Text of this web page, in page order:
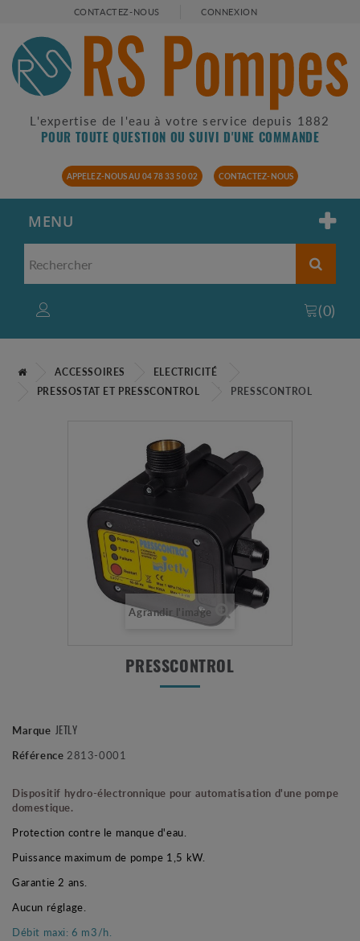
CONTACTEZ-NOUS CONNEXION
L'expertise de l'eau à votre service depuis 1882
POUR TOUTE QUESTION OU SUIVI D'UNE COMMANDE
APPELEZ-NOUS AU 04 78 33 50 02 CONTACTEZ-NOUS
MENU
(0)
ACCESSOIRES
ELECTRICITÉ
PRESSOSTAT ET PRESSCONTROL
PRESSCONTROL
Agrandir l'image
PRESSCONTROL
Marque JETLY
Référence 2813-0001
Dispositif hydro-électronnique pour automatisation d'une pompe
domestique.
Protection contre le manque d'eau.
Puissance maximum de pompe 1,5 kW.
Garantie 2 ans.
Aucun réglage.
Débit maxi: 6 m3/h.